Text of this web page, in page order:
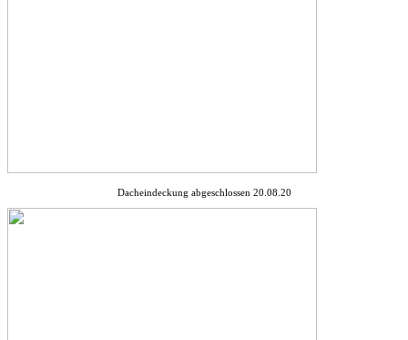
Dacheindeckung abgeschlossen 20.08.20